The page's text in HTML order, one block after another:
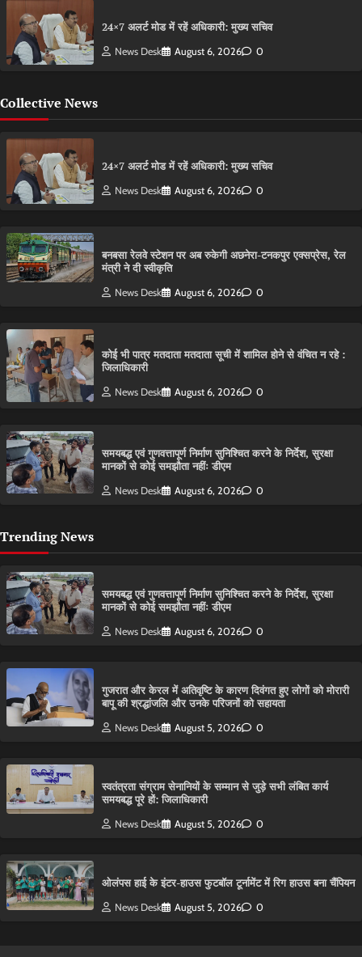
24×7 अलर्ट मोड में रहें अधिकारी: मुख्य सचिव
News Desk August 6, 2026 0
Collective News
24×7 अलर्ट मोड में रहें अधिकारी: मुख्य सचिव
News Desk August 6, 2026 0
बनबसा रेलवे स्टेशन पर अब रुकेगी अछनेरा-टनकपुर एक्सप्रेस, रेल
मंत्री ने दी स्वीकृति
News Desk August 6, 2026 0
कोई भी पात्र मतदाता मतदाता सूची में शामिल होने से वंचित न रहे :
जिलाधिकारी
News Desk August 6, 2026 0
समयबद्ध एवं गुणवत्तापूर्ण निर्माण सुनिश्चित करने के निर्देश, सुरक्षा
मानकों से कोई समझौता नहींः डीएम
News Desk August 6, 2026 0
Trending News
समयबद्ध एवं गुणवत्तापूर्ण निर्माण सुनिश्चित करने के निर्देश, सुरक्षा
मानकों से कोई समझौता नहींः डीएम
News Desk August 6, 2026 0
गुजरात और केरल में अतिवृष्टि के कारण दिवंगत हुए लोगों को मोरारी
बापू की श्रद्धांजलि और उनके परिजनों को सहायता
News Desk August 5, 2026 0
स्वतंत्रता संग्राम सेनानियों के सम्मान से जुड़े सभी लंबित कार्य
समयबद्ध पूरे हों: जिलाधिकारी
News Desk August 5, 2026 0
ओलंपस हाई के इंटर-हाउस फुटबॉल टूर्नामेंट में रिग हाउस बना चैंपियन
News Desk August 5, 2026 0